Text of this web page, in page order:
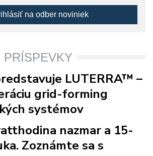
na odber noviniek
PRÍSPEVKY
LUTERRA™ –
grid-forming
systémov
nazmar a 15-
Zoznámte sa s